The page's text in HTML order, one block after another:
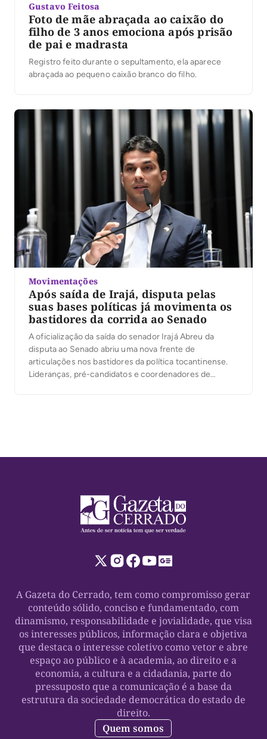
Gustavo Feitosa
Foto de mãe abraçada ao caixão do
filho de 3 anos emociona após prisão
de pai e madrasta
Registro feito durante o sepultamento, ela aparece
abraçada ao pequeno caixão branco do filho.
Movimentações
Após saída de Irajá, disputa pelas
suas bases políticas já movimenta os
bastidores da corrida ao Senado
A oficialização da saída do senador Irajá Abreu da
disputa ao Senado abriu uma nova frente de
articulações nos bastidores da política tocantinense.
Lideranças, pré-candidatos e coordenadores de
A Gazeta do Cerrado, tem como compromisso gerar
conteúdo sólido, conciso e fundamentado, com
dinamismo, responsabilidade e jovialidade, que visa
os interesses públicos, informação clara e objetiva
que destaca o interesse coletivo como vetor e abre
espaço ao público e à academia, ao direito e a
economia, a cultura e a cidadania, parte do
pressuposto que a comunicação é a base da
estrutura da sociedade democrática do estado de
direito.
Quem somos